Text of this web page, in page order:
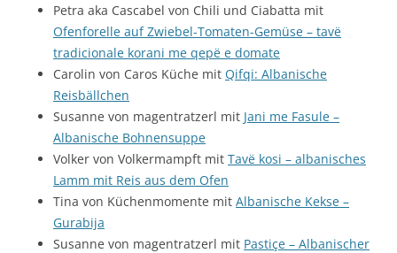
Petra aka Cascabel von Chili und Ciabatta mit
Ofenforelle auf Zwiebel-Tomaten-Gemüse – tavë
tradicionale korani me qepë e domate
Carolin von Caros Küche mit Qifqi: Albanische
Reisbällchen
Susanne von magentratzerl mit Jani me Fasule –
Albanische Bohnensuppe
Volker von Volkermampft mit Tavë kosi – albanisches
Lamm mit Reis aus dem Ofen
Tina von Küchenmomente mit Albanische Kekse –
Gurabija
Susanne von magentratzerl mit Pastiçe – Albanischer